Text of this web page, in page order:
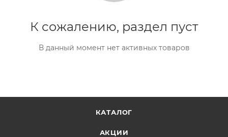
К сожалению, раздел пуст
В данный момент нет активных товаров
КАТАЛОГ
АКЦИИ